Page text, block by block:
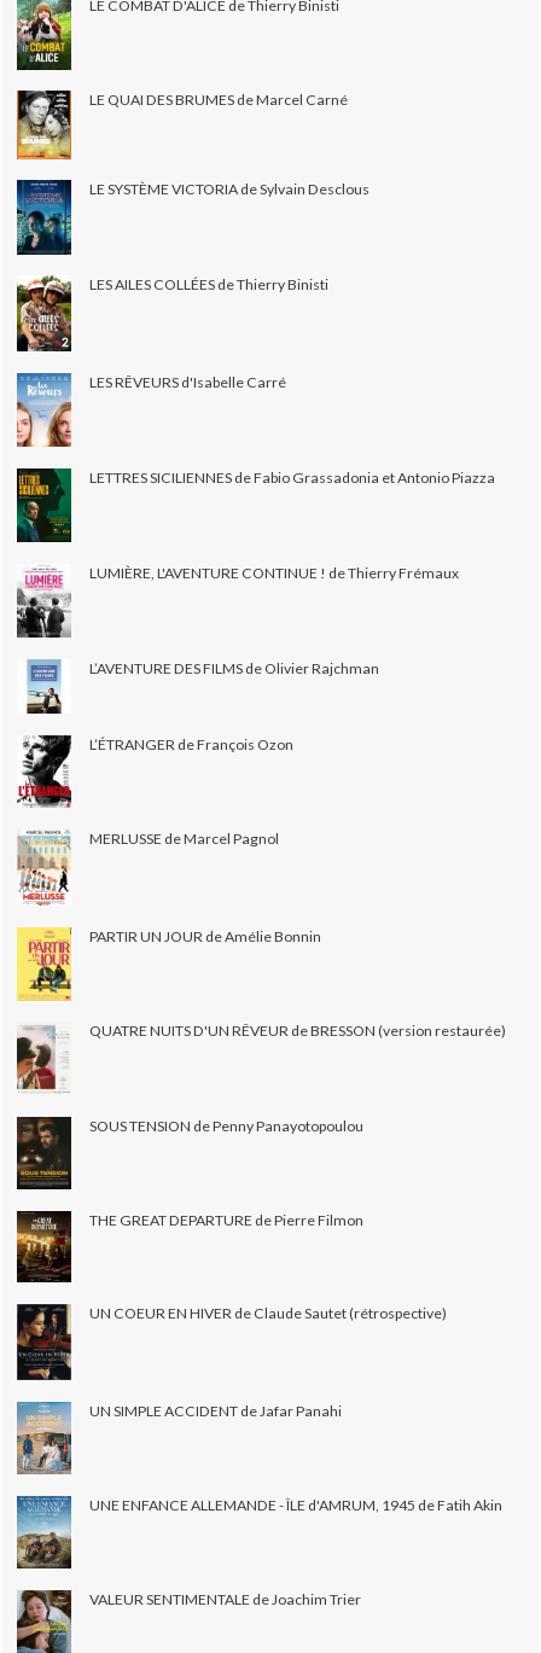
LE COMBAT D'ALICE de Thierry Binisti
LE QUAI DES BRUMES de Marcel Carné
LE SYSTÈME VICTORIA de Sylvain Desclous
LES AILES COLLÉES de Thierry Binisti
LES RÊVEURS d'Isabelle Carré
LETTRES SICILIENNES de Fabio Grassadonia et Antonio Piazza
LUMIÈRE, L'AVENTURE CONTINUE ! de Thierry Frémaux
L’AVENTURE DES FILMS de Olivier Rajchman
L’ÉTRANGER de François Ozon
MERLUSSE de Marcel Pagnol
PARTIR UN JOUR de Amélie Bonnin
QUATRE NUITS D'UN RÊVEUR de BRESSON (version restaurée)
SOUS TENSION de Penny Panayotopoulou
THE GREAT DEPARTURE de Pierre Filmon
UN COEUR EN HIVER de Claude Sautet (rétrospective)
UN SIMPLE ACCIDENT de Jafar Panahi
UNE ENFANCE ALLEMANDE - ÎLE d'AMRUM, 1945 de Fatih Akin
VALEUR SENTIMENTALE de Joachim Trier